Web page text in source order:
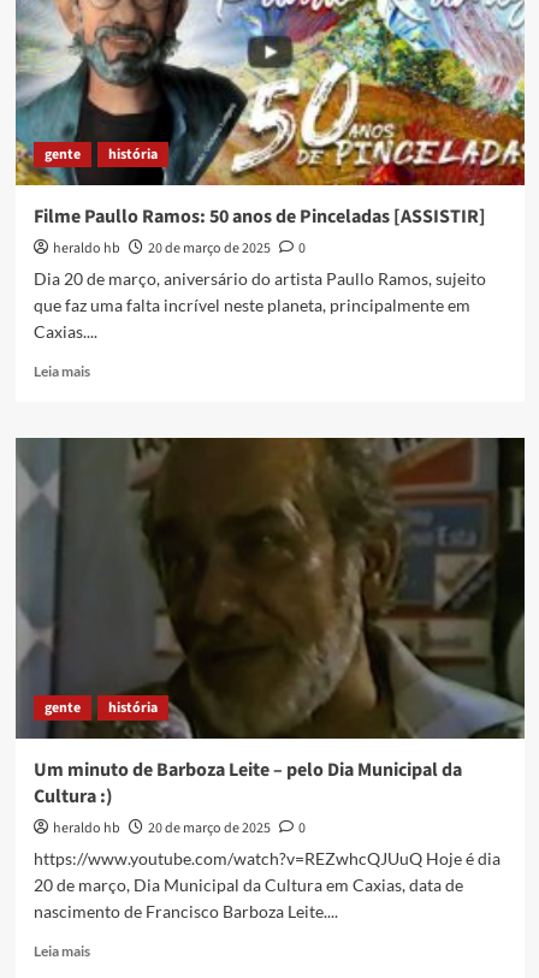
gente história
Filme Paullo Ramos: 50 anos de Pinceladas [ASSISTIR]
heraldo hb 20 de março de 2025
0
Dia 20 de março, aniversário do artista Paullo Ramos, sujeito
que faz uma falta incrível neste planeta, principalmente em
Caxias....
Leia maisRead
Filme
Ramos:
Pinceladas
gente história
Um minuto de Barboza Leite – pelo Dia Municipal da
Cultura :)
heraldo hb 20 de março de 2025
0
https://www.youtube.com/watch?v=REZwhcQJUuQ Hoje é dia
20 de março, Dia Municipal da Cultura em Caxias, data de
nascimento de Francisco Barboza Leite....
Leia maisRead